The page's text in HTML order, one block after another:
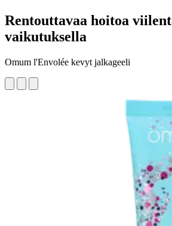
Rentouttavaa hoitoa
vaikutuksella
Omum l'Envolée kevyt jalkageeli